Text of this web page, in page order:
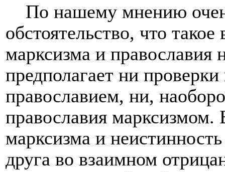
По нашему мнению
обстоятельство, что
марксизма и православия
предполагает ни
православием, ни,
православия марксизмом.
марксизма и
друга во взаимном